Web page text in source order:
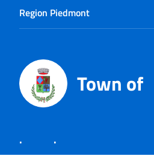
Region Piedmont
Town of
. .